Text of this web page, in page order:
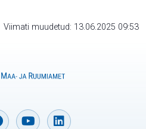
Viimati muudetud: 13.06.2025 09:53